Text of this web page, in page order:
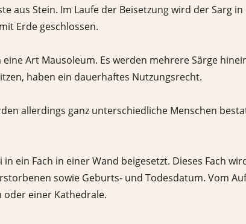
aus Stein. Im Laufe der Beisetzung wird der Sarg
Erde geschlossen.
Art Mausoleum. Es werden mehrere Särge
haben ein dauerhaftes Nutzungsrecht.
allerdings ganz unterschiedliche Menschen
ein Fach in einer Wand beigesetzt. Dieses Fach
sowie Geburts- und Todesdatum. Vom
einer Kathedrale.